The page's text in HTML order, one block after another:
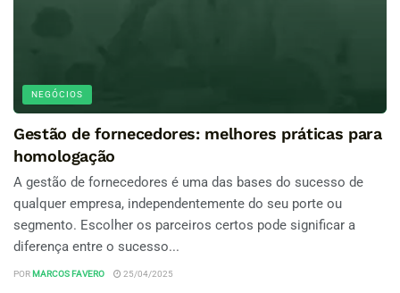
NEGÓCIOS
Gestão de fornecedores: melhores práticas para
homologação
A gestão de fornecedores é uma das bases do sucesso de
qualquer empresa, independentemente do seu porte ou
segmento. Escolher os parceiros certos pode significar a
diferença entre o sucesso...
POR MARCOS FAVERO 25/04/2025